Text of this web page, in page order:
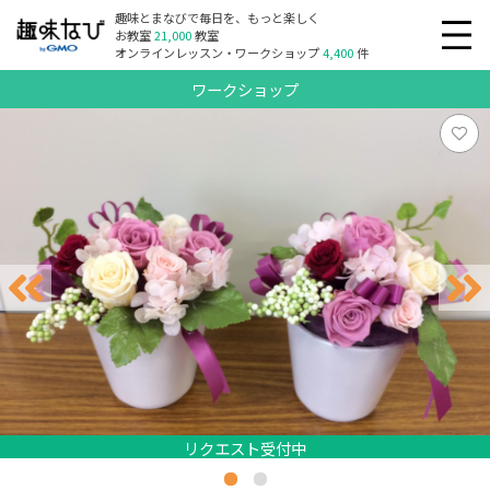
趣味とまなびで毎日を、もっと楽しく
お教室21,000教室
オンラインレッスン・ワークショップ4,400件
ワークショップ
リクエスト受付中
リクエスト受付中
リクエスト受付中